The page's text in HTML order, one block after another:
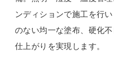
ンディションで施工を行
のない均一な塗布、硬化
仕上がりを実現します。